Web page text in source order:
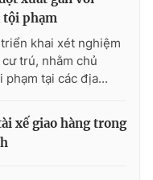
tội phạm
khai xét nghiệm
trú, nhằm chủ
tại các địa...
xế giao hàng trong